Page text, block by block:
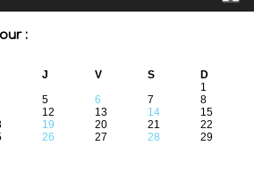
:
J V S
D
1
5 6 7
8
12 13 14
15
19 20 21
22
26 27 28
29